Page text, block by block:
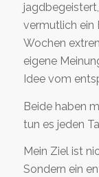
vermutlich ein
Wochen
eigene
Idee vom
Beide haben
tun es jeden
Mein Ziel ist
Sondern ein